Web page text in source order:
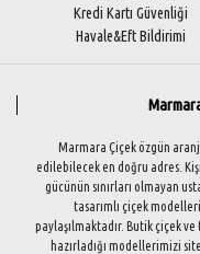
Kredi Kartı Güvenliği
Havale&Eft Bildirimi
Marmara Çiçek özgün
edilebilecek en doğru adres.
gücünün sınırları olmayan
tasarımlı çiçek
paylaşılmaktadır. Butik çiçek
hazırladığı modellerimizi